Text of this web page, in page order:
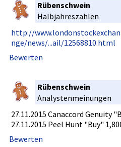
Rübenschwein
Halbjahres­zahlen
http://
nge/news/.­..ail/1256­8810.html
Bewerten
Rübenschwein
Analystenm­einungen
27.11.2015­ Canaccord Genuity
27.11.2015­ Peel Hunt "Buy"
Bewerten